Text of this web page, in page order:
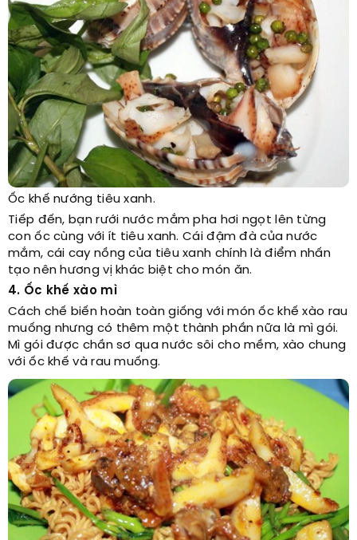
Ốc khế nướng tiêu xanh.
Tiếp đến, bạn rưới nước mắm pha hơi ngọt lên từng
con ốc cùng với ít tiêu xanh. Cái đậm đà của nước
mắm, cái cay nồng của tiêu xanh chính là điểm nhấn
tạo nên hương vị khác biệt cho món ăn.
4. Ốc khế xào mì
Cách chế biến hoàn toàn giống với món ốc khế xào rau
muống nhưng có thêm một thành phần nữa là mì gói.
Mì gói được chần sơ qua nước sôi cho mềm, xào chung
với ốc khế và rau muống.